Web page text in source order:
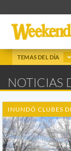
TEMAS DEL DÍA
NOTICIAS
INUNDÓ CLUBES